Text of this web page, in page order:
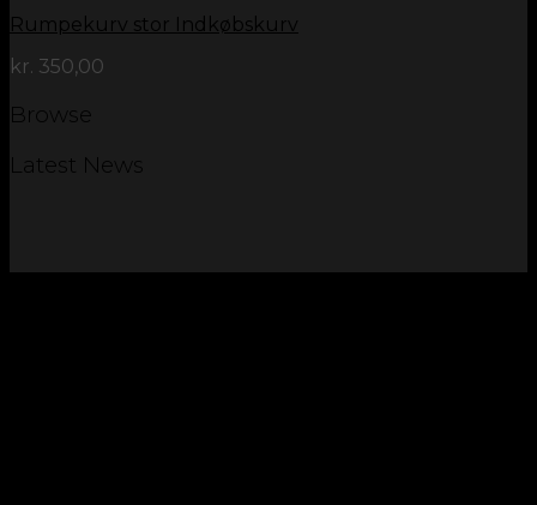
Rumpekurv stor Indkøbskurv
kr. 350,00
Browse
Latest News